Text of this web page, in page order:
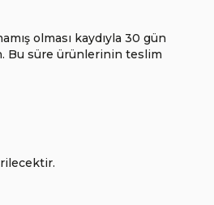
olması kaydıyla 30 gün
Bu süre ürünlerinin teslim